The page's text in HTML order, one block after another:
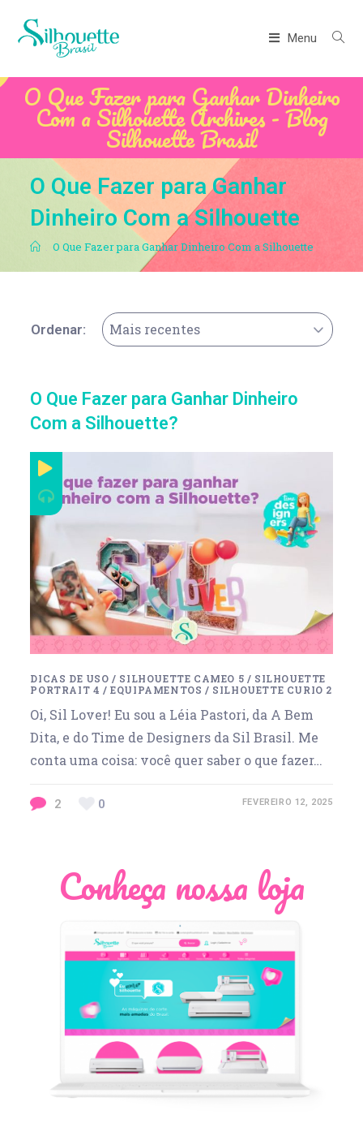
Menu
O Que Fazer para Ganhar Dinheiro
Com a Silhouette Archives - Blog
Silhouette Brasil
O Que Fazer para Ganhar
Dinheiro Com a Silhouette
. O Que Fazer para Ganhar Dinheiro Com a Silhouette
Ordenar: Mais recentes
O Que Fazer para Ganhar Dinheiro
Com a Silhouette?
DICAS DE USO / SILHOUETTE CAMEO 5 / SILHOUETTE
PORTRAIT 4 /EQUIPAMENTOS / SILHOUETTE CURIO 2
Oi, Sil Lover! Eu sou a Léia Pastori, da A Bem
Dita, e do Time de Designers da Sil Brasil. Me
conta uma coisa: você quer saber o que fazer…
2 0 FEVEREIRO 12, 2025
Conheça nossa loja
Léia Pastori